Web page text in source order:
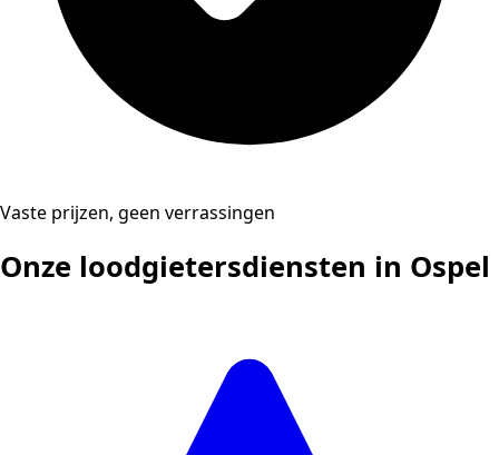
Vaste prijzen, geen verrassingen
Onze loodgietersdiensten in Ospel